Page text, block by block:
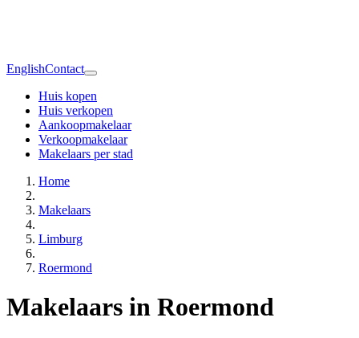
EnglishContact
Huis kopen
Huis verkopen
Aankoopmakelaar
Verkoopmakelaar
Makelaars per stad
Home
Makelaars
Limburg
Roermond
Makelaars in Roermond